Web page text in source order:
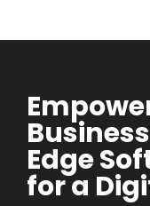
Edge
for a